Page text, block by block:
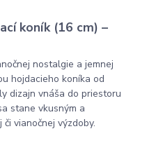
koník (16 cm) –
nostalgie a jemnej
hojdacieho koníka od
dizajn vnáša do priestoru
stane vkusným a
vianočnej výzdoby.